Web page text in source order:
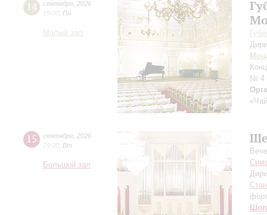
14 сентября 2026
19:00 Пн
Малый зал
№ 4
15 сентября 2026
19:00 Вт
Большой зал